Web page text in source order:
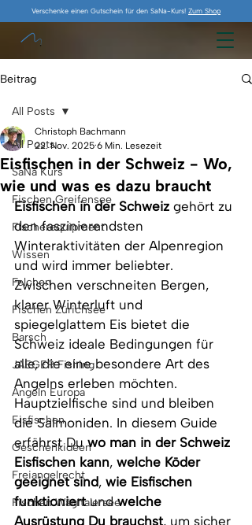
Verschenke einen Gutschein für den SaNa-Kurs! Zum Shop
Beitrag
All Posts
SaNa Kurs
Fischen Greifensee
Fischerequipment
Wissen
Felchen
Fischen Zürichsee
Barsch
JAEGER Fishing
Angeln Europa
Eisfischen
Geschenkideen
Freiangelrecht
Fischen Wägitalersee
All Posts
Eisfischen in der Schweiz - Wo,
wie und was es dazu braucht
Christoph Bachmann
22. Nov. 2025 6 Min. Lesezeit
Eisfischen in der Schweiz gehört zu
den faszinierendsten
Winteraktivitäten der Alpenregion
und wird immer beliebter.
Zwischen verschneiten Bergen,
klarer Winterluft und
spiegelglattem Eis bietet die
Schweiz ideale Bedingungen für
alle, die eine besondere Art des
Angelns erleben möchten.
Hauptzielfische sind und bleiben
die Salmoniden. In diesem Guide
erfährst Du wo man in der Schweiz
Eisfischen kann, welche Köder
geeignet sind, wie Eisfischen
funktioniert und welche
Ausrüstung Du brauchst, um sicher